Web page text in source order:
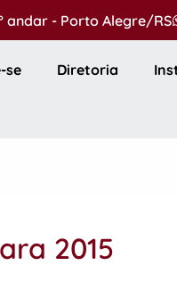
andar - Porto Alegre/RS
se Diretoria
2015